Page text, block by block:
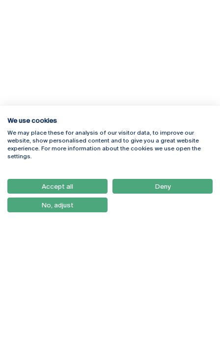
Rua Diogo Botelho 1327
4169-005 Porto
+351 226 196 240
Campus Online
Webmail
Como Chegar
Newsletter
We use cookies
We may place these for analysis of our visitor data, to improve our
website, show personalised content and to give you a great website
experience. For more information about the cookies we use open the
settings.
Accept all Deny
No, adjust